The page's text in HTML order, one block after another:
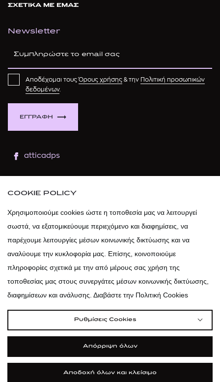
ΣΧΕΤΙΚΑ ΜΕ ΕΜΑΣ
Newsletter
ΕΓΓΡΑΦΗ
Αποδέχομαι τουςΌρους χρήσης & την Πολιτική προσωπικών
δεδομένων.
atticadps
atticadps
| Πολιτική Cookies | Κώδικας Δεοντολογίας
COOKIE POLICY
Χρησιμοποιούμε cookies ώστε η τοποθεσία μας να λειτουργεί
σωστά, να εξατομικεύουμε περιεχόμενο και διαφημίσεις, να
παρέχουμε λειτουργίες μέσων κοινωνικής δικτύωσης και να
αναλύουμε την κυκλοφορία μας. Επίσης, κοινοποιούμε
πληροφορίες σχετικά με την από μέρους σας χρήση της
τοποθεσίας μας στους συνεργάτες μέσων κοινωνικής δικτύωσης,
διαφημίσεων και ανάλυσης. Διαβάστε την Πολιτική Cookies
Ρυθμίσεις Cookies
Απόρριψη όλων
Αποδοχή όλων και κλείσιμο